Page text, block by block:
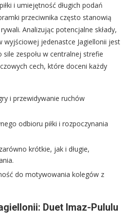
i umiejętność długich podań
przeciwnika często stanowią
Analizując potencjalne składy,
wyjściowej jedenastce Jagiellonii jest
zespołu w centralnej strefie
cech, które doceni każdy
i przewidywanie ruchów
odbioru piłki i rozpoczynania
krótkie, jak i długie,
do motywowania kolegów z
Duet Imaz-Pululu